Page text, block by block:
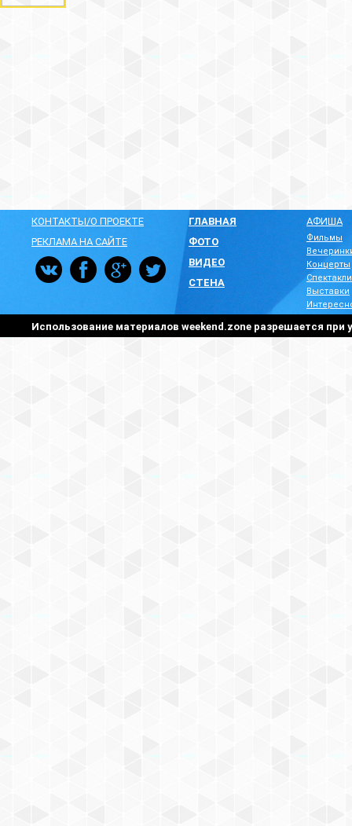
КОНТАКТЫ/О ПРОЕКТЕ
РЕКЛАМА НА САЙТЕ
ГЛАВНАЯ
ФОТО
ВИДЕО
СТЕНА
АФИША
Фильмы
Концерты
Спектакли
Выставки
Использование материалов weekend.zone разрешается